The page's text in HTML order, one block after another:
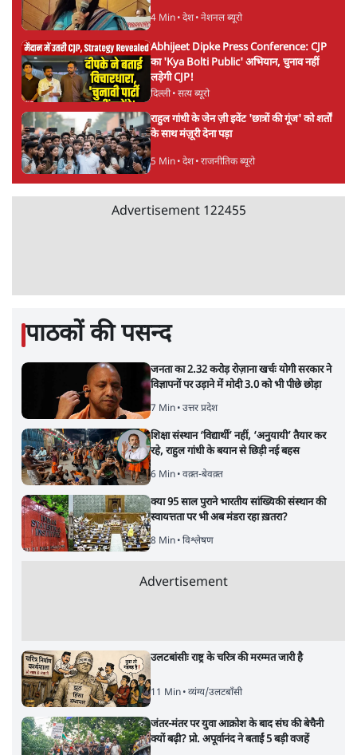
4 Min• देश• नेशनल ब्यूरो
Abhijeet Dipke Press Conference: CJP
का 'Kya Bolti Public' अभियान, चुनाव नहीं
लड़ेगी CJP!
दिल्ली• सत्य ब्यूरो
राहुल गांधी के जेन ज़ी इवेंट 'छात्रों की गूंज' को शर्तों
के साथ मंज़ूरी देना पड़ा
5 Min• देश• राजनीतिक ब्यूरो
Advertisement 122455
पाठकों की पसन्द
जनता का 2.32 करोड़ रोज़ाना खर्चः योगी सरकार ने
विज्ञापनों पर उड़ाने में मोदी 3.0 को भी पीछे छोड़ा
7 Min• उत्तर प्रदेश
शिक्षा संस्थान ‘विद्यार्थी’ नहीं, ‘अनुयायी’ तैयार कर
रहे, राहुल गांधी के बयान से छिड़ी नई बहस
6 Min• वक़्त-बेवक़्त
क्या 95 साल पुराने भारतीय सांख्यिकी संस्थान की
स्वायत्तता पर भी अब मंडरा रहा ख़तरा?
8 Min• विश्लेषण
Advertisement
उलटबांसीः राष्ट्र के चरित्र की मरम्मत जारी है
11 Min• व्यंग्य/उलटबाँसी
जंतर-मंतर पर युवा आक्रोश के बाद संघ की बेचैनी
क्यों बढ़ी? प्रो. अपूर्वानंद ने बताईं 5 बड़ी वजहें